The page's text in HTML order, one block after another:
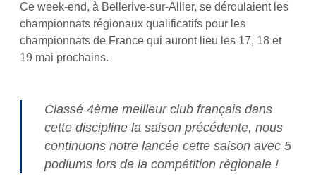
Ce week-end, à Bellerive-sur-Allier, se déroulaient les
championnats régionaux qualificatifs pour les
championnats de France qui auront lieu les 17, 18 et
19 mai prochains.
Classé 4ème meilleur club français dans
cette discipline la saison précédente, nous
continuons notre lancée cette saison avec 5
podiums lors de la compétition régionale !